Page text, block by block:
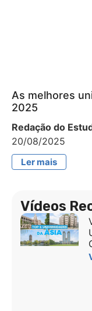
As melhores
2025
Redação do
20/08/2025
Ler mais
Vídeos